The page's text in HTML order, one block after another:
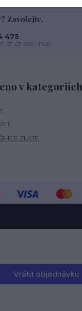
v kategoriích
ZLATÉ
Zavolejte.
475
ST, ČT: 9.00 - 15.00